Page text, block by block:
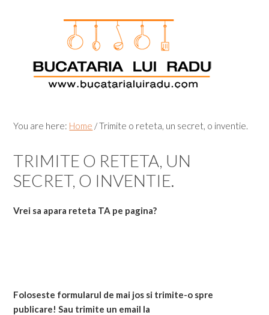
You are here: Home /Trimite o reteta, un secret, o inventie.
TRIMITE O RETETA, UN
SECRET, O INVENTIE.
Vrei sa apara reteta TA pe pagina?
Foloseste formularul de mai jos si trimite-o spre
publicare! Sau trimite un email la